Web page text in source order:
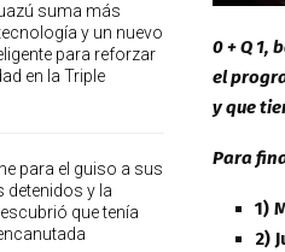
0 + Q 1,
el
y que
Para
1)
2)
suma más
y un nuevo
para reforzar
en la Triple
para el guiso a sus
detenidos y la
que tenía